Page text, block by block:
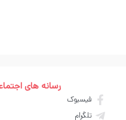
رسانه های
فیسبوک
تلگرام